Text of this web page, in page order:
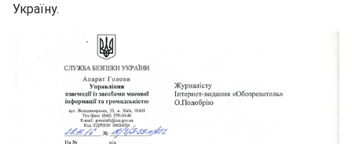
Україну.